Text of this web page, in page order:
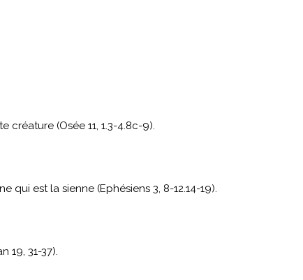
créature (Osée 11, 1.3-4.8c-9).
qui est la sienne (Ephésiens 3, 8-12.14-19).
19, 31-37).